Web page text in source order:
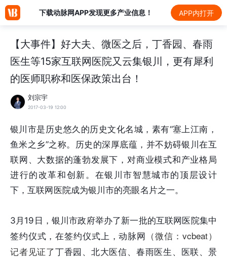
下载动脉网APP发现更多产业信息！ APP内打开
【大事件】好大夫、微医之后，丁香园、春雨
医生等15家互联网医院又云集银川，更有犀利
的医师职称和医保政策出台！
刘宗宇
2017-03-19 12:00
银川市是历史悠久的历史文化名城，素有“塞上江南，
鱼米之乡”之称。历史的深厚底蕴，并不妨碍银川在互
联网、大数据的蓬勃发展下，对商业模式和产业格局
进行的改革和创新。在银川市智慧城市的顶层设计
下，互联网医院成为银川市的亮眼名片之一。
3月19日，银川市政府举办了新一批的互联网医院集中
签约仪式，在签约仪式上，动脉网
（微信：vcbeat）
记者见证了丁香园、北大医信、春雨医生、医联、景